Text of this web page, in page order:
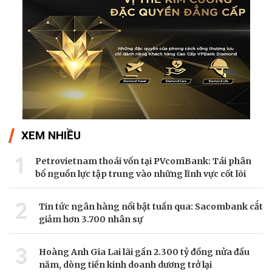
XEM NHIỀU
1
Petrovietnam thoái vốn tại PVcomBank: Tái phân
bổ nguồn lực tập trung vào những lĩnh vực cốt lõi
2
Tin tức ngân hàng nổi bật tuần qua: Sacombank cắt
giảm hơn 3.700 nhân sự
3
Hoàng Anh Gia Lai lãi gần 2.300 tỷ đồng nửa đầu
năm, dòng tiền kinh doanh dương trở lại